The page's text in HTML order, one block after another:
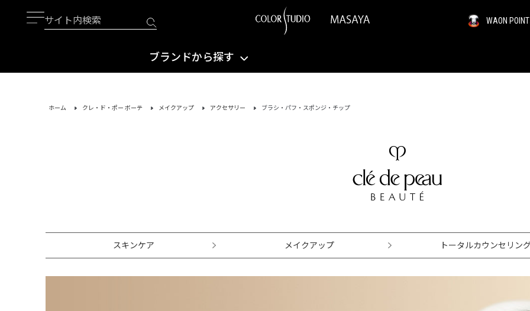
WAON
ブランドから探す
ホーム クレ・ド・ポー ボーテ メイクアップ アクセサリー ブラシ・パフ・スポンジ・チップ
スキンケア メイクアップ トータルカウンセリン